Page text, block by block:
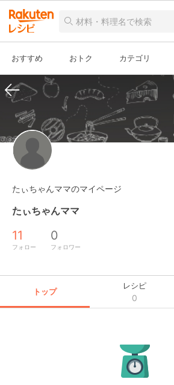
おすすめ おトク カテゴリ
たぃちゃんママのマイページ
たぃちゃんママ
11
フォロー
0
フォロワー
トップ
レシピ
0